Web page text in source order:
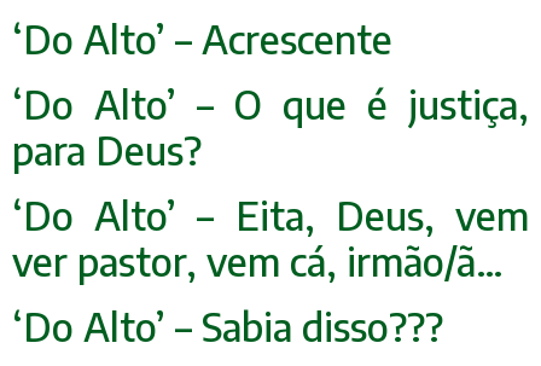
‘Do Alto’ – Acrescente
‘Do Alto’ – O que é justiça,
para Deus?
‘Do Alto’ – Eita, Deus, vem
ver pastor, vem cá, irmão/ã…
‘Do Alto’ – Sabia disso???